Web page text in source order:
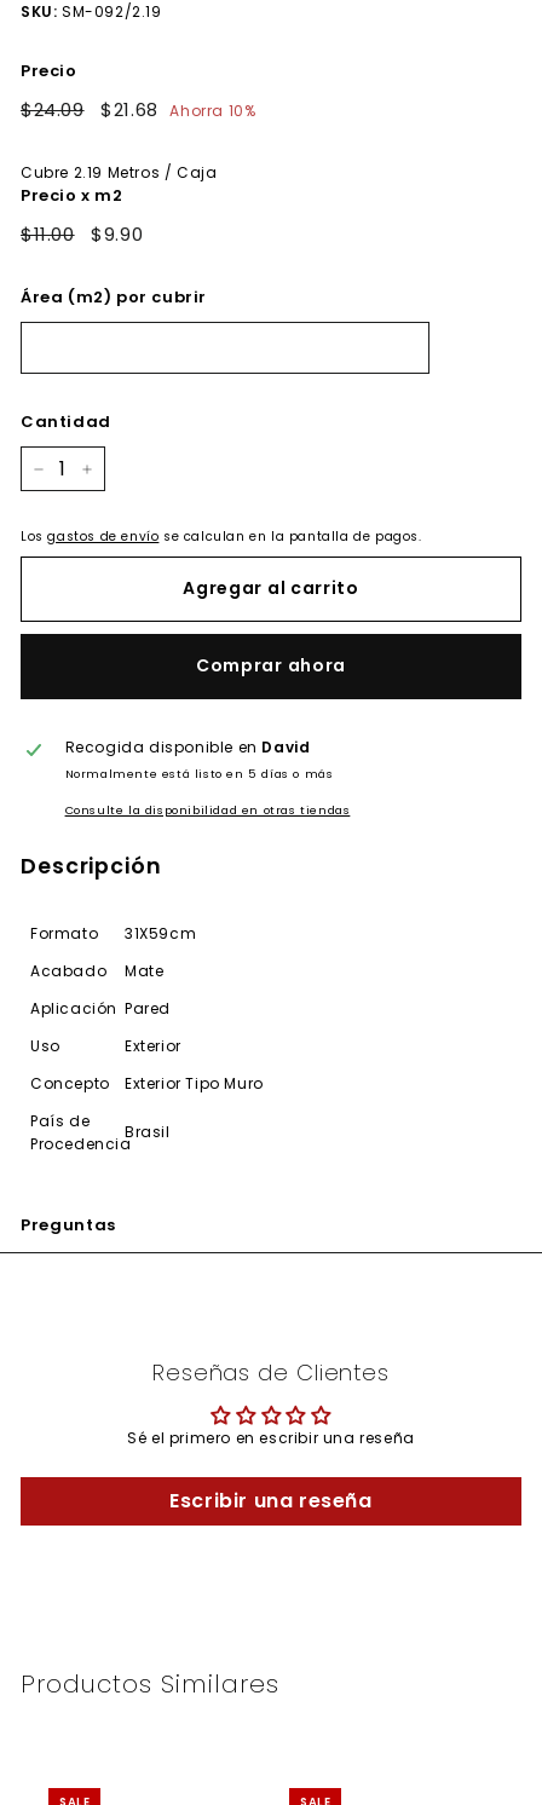
SKU: SM-092/2.19
Precio
Precio
$24.09$24.09
Precio
$21.68 $21.68
Ahorra 10%
Cubre 2.19 Metros / Caja
Precio x m2
$11.00 $9.90
Área (m2) por cubrir
Cantidad
Losgastos de envío se calculan en la pantalla de pagos.
Agregar al carrito
Comprar ahora
Recogida disponible en David
Normalmente está listo en 5 días o más
Consulte la disponibilidad en otras tiendas
Descripción
Formato
31X59cm
Acabado
Mate
Aplicación Pared
Uso
Exterior
Concepto
Exterior Tipo Muro
País de
Procedencia
Brasil
Preguntas
Reseñas de Clientes
Sé el primero en escribir una reseña
Escribir una reseña
Productos Similares
SALE SALE